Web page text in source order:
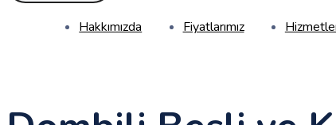
Hakkımızda Fiyatlarımız